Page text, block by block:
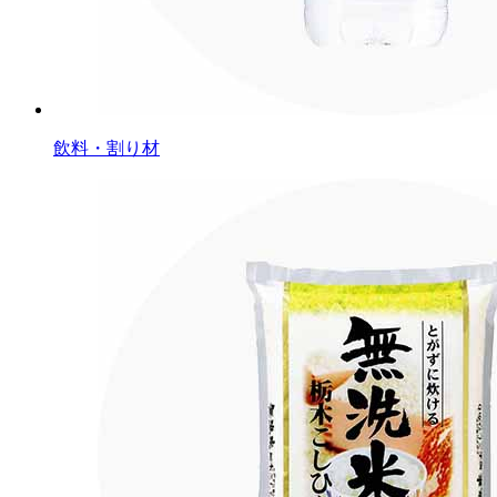
飲料・割り材